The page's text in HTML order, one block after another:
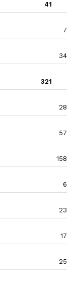
41
7
34
321
28
57
158
6
23
17
25